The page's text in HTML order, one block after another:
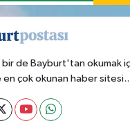
bir de Bayburt'tan okumak
en çok okunan haber